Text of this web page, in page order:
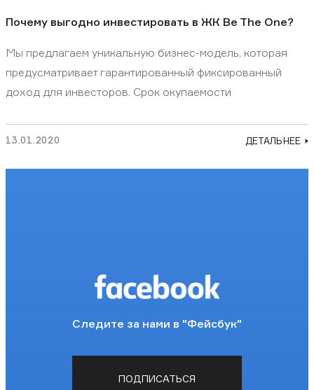
Почему выгодно инвестировать в ЖК Be The One?
Мы предлагаем уникальную бизнес-модель, которая
предусматривает гарантированный фиксированный
доход для инвесторов. Срок окупаемости
13.01.2020 ДЕТАЛЬНЕЕ
Следите за нами в "Фейсбук"
ПОДПИСАТЬСЯ